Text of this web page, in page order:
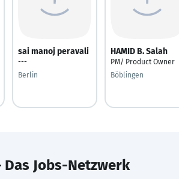
sai manoj peravali
---
Berlin
HAMID B. Salah
PM/ Product Owner
Böblingen
Das Jobs-Netzwerk